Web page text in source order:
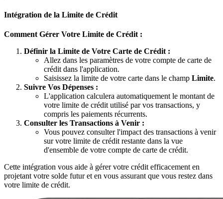
Intégration de la Limite de Crédit
Comment Gérer Votre Limite de Crédit :
Définir la Limite de Votre Carte de Crédit :
Allez dans les paramètres de votre compte de carte de
crédit dans l'application.
Saisissez la limite de votre carte dans le champ Limite.
Suivre Vos Dépenses :
L'application calculera automatiquement le montant de
votre limite de crédit utilisé par vos transactions, y
compris les paiements récurrents.
Consulter les Transactions à Venir :
Vous pouvez consulter l'impact des transactions à venir
sur votre limite de crédit restante dans la vue
d'ensemble de votre compte de carte de crédit.
Cette intégration vous aide à gérer votre crédit efficacement en
projetant votre solde futur et en vous assurant que vous restez dans
votre limite de crédit.